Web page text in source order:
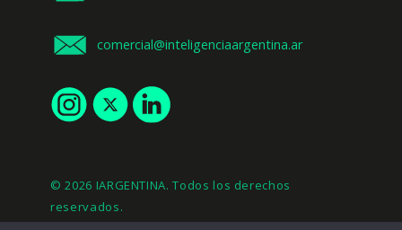
comercial@inteligenciaargentina.ar
© 2026 IARGENTINA. Todos los derechos
reservados.